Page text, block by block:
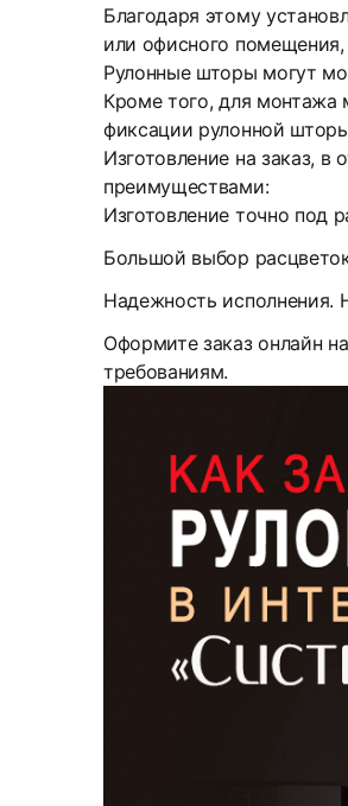
Благодаря этому
или офисного
Рулонные шторы могут
Кроме того, для монтажа
фиксации рулонной
Изготовление на заказ, в
преимуществами:
Изготовление точно под
Большой выбор
Надежность исполнения.
Оформите заказ онлайн
требованиям.